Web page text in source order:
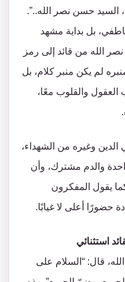
السيد حسن نصر الله..”.
بل بداية مشهد
الله من قائد إلى رمز
لم يكن منبر كلام، بل
والقلوب معًا،
وغيره من الشهداء،
والدم مشترك، وأن
يقول المفكرون
حضورًا أعلى لا غيابًا.
استثنائي
قال: “السلام على